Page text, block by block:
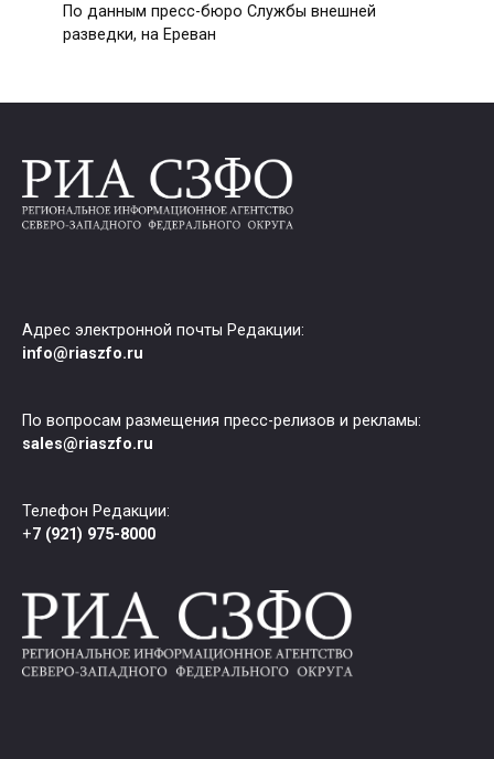
По данным пресс-бюро Службы внешней
разведки, на Ереван
Адрес электронной почты Редакции:
info@riaszfo.ru
По вопросам размещения пресс-релизов и рекламы:
sales@riaszfo.ru
Телефон Редакции:
+7 (921) 975-8000